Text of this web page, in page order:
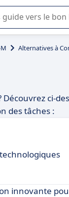
ou la sélection
Alternatives à
ci-
des tâches :
innovante